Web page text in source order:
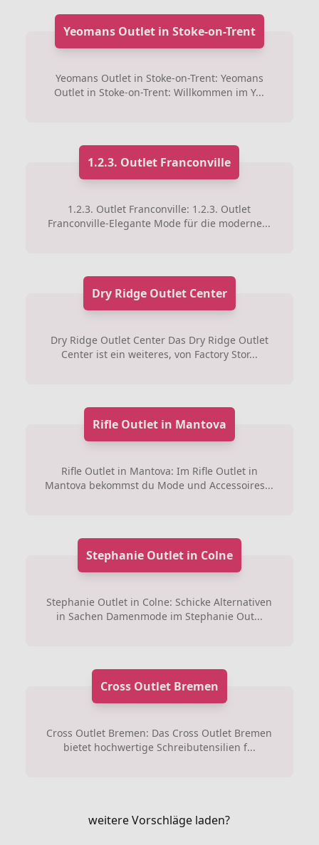
Yeomans Outlet in Stoke-on-Trent
Yeomans Outlet in Stoke-on-Trent: Yeomans
Outlet in Stoke-on-Trent: Willkommen im Y...
1.2.3. Outlet Franconville
1.2.3. Outlet Franconville: 1.2.3. Outlet
Franconville-Elegante Mode für die moderne...
Dry Ridge Outlet Center
Dry Ridge Outlet Center Das Dry Ridge Outlet
Center ist ein weiteres, von Factory Stor...
Rifle Outlet in Mantova
Rifle Outlet in Mantova: Im Rifle Outlet in
Mantova bekommst du Mode und Accessoires...
Stephanie Outlet in Colne
Stephanie Outlet in Colne: Schicke Alternativen
in Sachen Damenmode im Stephanie Out...
Cross Outlet Bremen
Cross Outlet Bremen: Das Cross Outlet Bremen
bietet hochwertige Schreibutensilien f...
weitere Vorschläge laden?